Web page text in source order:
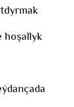
hoşallyk